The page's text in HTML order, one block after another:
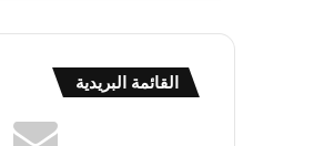
القائمة البريدية